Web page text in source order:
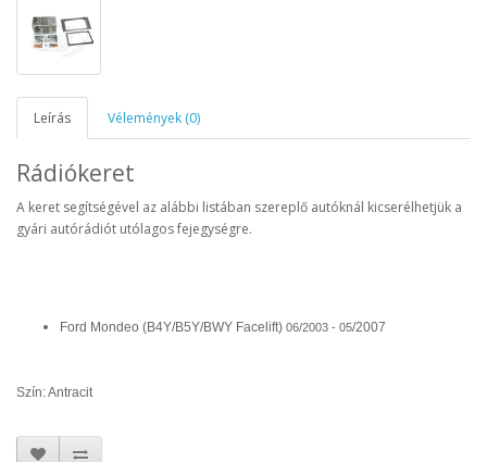
Leírás Vélemények (0)
Rádiókeret
A keret segítségével az alábbi listában szereplő autóknál kicserélhetjük a
gyári autórádiót utólagos fejegységre.
Ford Mondeo (B4Y/B5Y/BWY Facelift) 06/2003 - 05/2007
Szín: Antracit